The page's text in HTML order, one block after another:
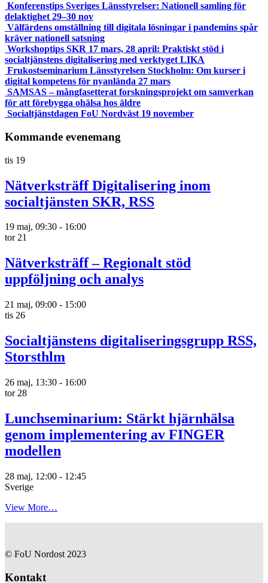
Konferenstips Sveriges Länsstyrelser: Nationell samling för
delaktighet 29–30 nov
Välfärdens omställning till digitala lösningar i pandemins spår
kräver nationell satsning
Workshoptips SKR 17 mars, 28 april: Praktiskt stöd i
socialtjänstens digitalisering med verktyget LIKA
Frukostseminarium Länsstyrelsen Stockholm: Om kurser i
digital kompetens för nyanlända 27 mars
SAMSAS – mångfasetterat forskningsprojekt om samverkan
för att förebygga ohälsa hos äldre
Socialtjänstdagen FoU Nordväst 19 november
Kommande evenemang
tis 19
Nätverksträff Digitalisering inom
socialtjänsten SKR, RSS
19 maj, 09:30 - 16:00
tor21
Nätverksträff – Regionalt stöd
uppföljning och analys
21 maj, 09:00 - 15:00
tis 26
Socialtjänstens digitaliseringsgrupp RSS,
Storsthlm
26 maj, 13:30 - 16:00
tor 28
Lunchseminarium: Stärkt hjärnhälsa
genom implementering av FINGER
modellen
28 maj, 12:00 - 12:45
Sverige
View More…
© FoU Nordost 2023
Kontakt